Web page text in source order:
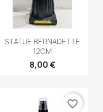
Aperçu rapide
STATUE BERNADETTE
12CM
8,00 €
favorite_border